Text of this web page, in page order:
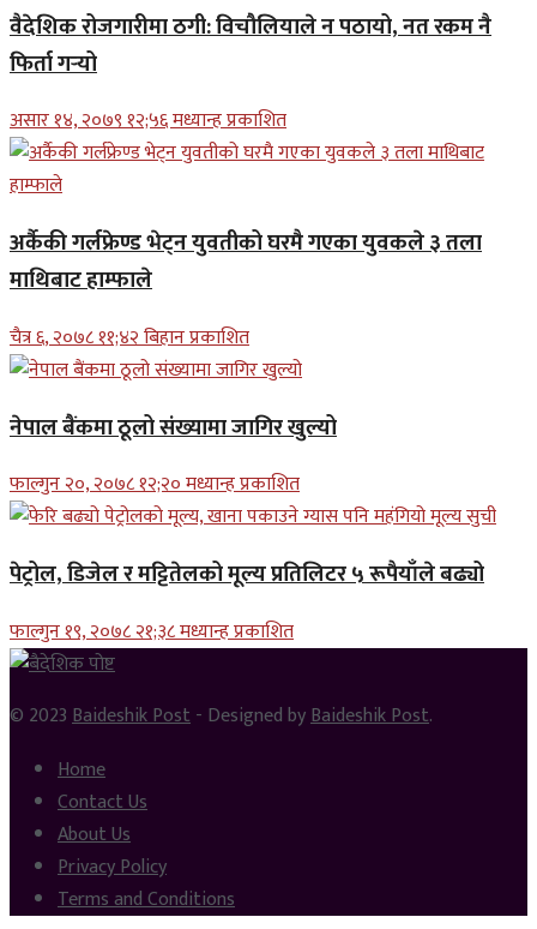
वैदेशिक रोजगारीमा ठगी: विचौलियाले न पठायो, नत रकम नै
फिर्ता गर्‍यो
असार १४, २०७९ १२;५६ मध्यान्ह प्रकाशित
अर्कैकी गर्लफ्रेण्ड भेट्न युवतीको घरमै गएका युवकले ३ तला
माथिबाट हाम्फाले
चैत्र ६, २०७८ ११;४२ बिहान प्रकाशित
नेपाल बैंकमा ठूलो संख्यामा जागिर खुल्यो
फाल्गुन २०, २०७८ १२;२० मध्यान्ह प्रकाशित
पेट्रोल, डिजेल र मट्टितेलको मूल्य प्रतिलिटर ५ रूपैयाँले बढ्यो
फाल्गुन १९, २०७८ २१;३८ मध्यान्ह प्रकाशित
© 2023Baideshik Post- Designed byBaideshik Post.
Home
Contact Us
About Us
Privacy Policy
Terms and Conditions